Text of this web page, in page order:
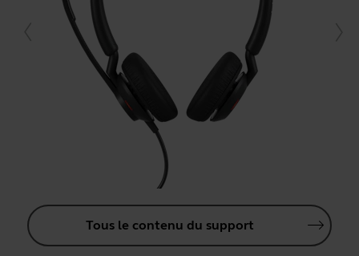
Tous le contenu du support